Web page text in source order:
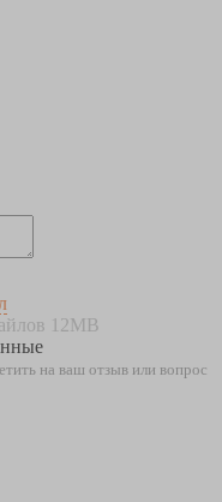
12MB
на ваш отзыв или вопрос